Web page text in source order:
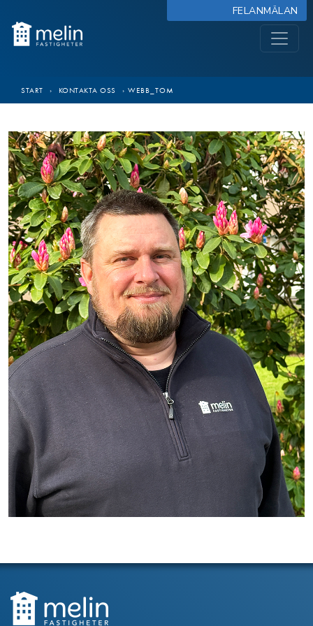
FELANMÄLAN
START › KONTAKTA OSS › WEBB_TOM